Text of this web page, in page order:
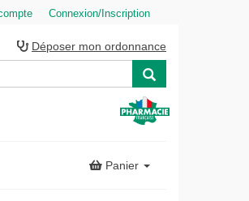
Connexion/Inscription
Déposer mon ordonnance
Panier